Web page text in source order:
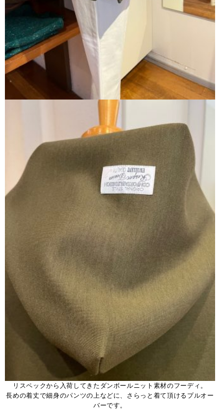
リスペックから入荷してきたダンボールニット素材のフーディ。
長めの着丈で細身のパンツの上などに、さらっと着て頂けるプルオー
バーです。